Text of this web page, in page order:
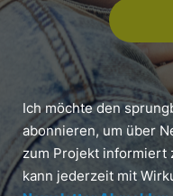
Ich möchte den
abonnieren, um über
zum Projekt informiert
kann jederzeit mit